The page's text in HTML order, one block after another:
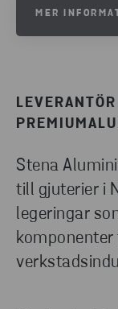
Stena
till gjuterier i
legeringar
MER